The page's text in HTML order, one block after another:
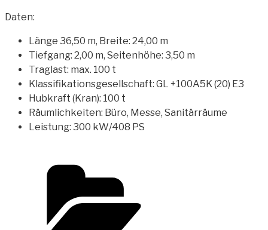
Daten:
Länge 36,50 m, Breite: 24,00 m
Tiefgang: 2,00 m, Seitenhöhe: 3,50 m
Traglast: max. 100 t
Klassifikationsgesellschaft: GL +100A5K (20) E3
Hubkraft (Kran): 100 t
Räumlichkeiten: Büro, Messe, Sanitärräume
Leistung: 300 kW/408 PS